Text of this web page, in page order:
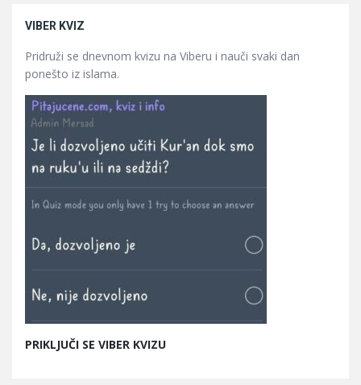
VIBER KVIZ
Pridruži se dnevnom kvizu na Viberu i nauči svaki dan
ponešto iz islama.
PRIKLJUČI SE VIBER KVIZU